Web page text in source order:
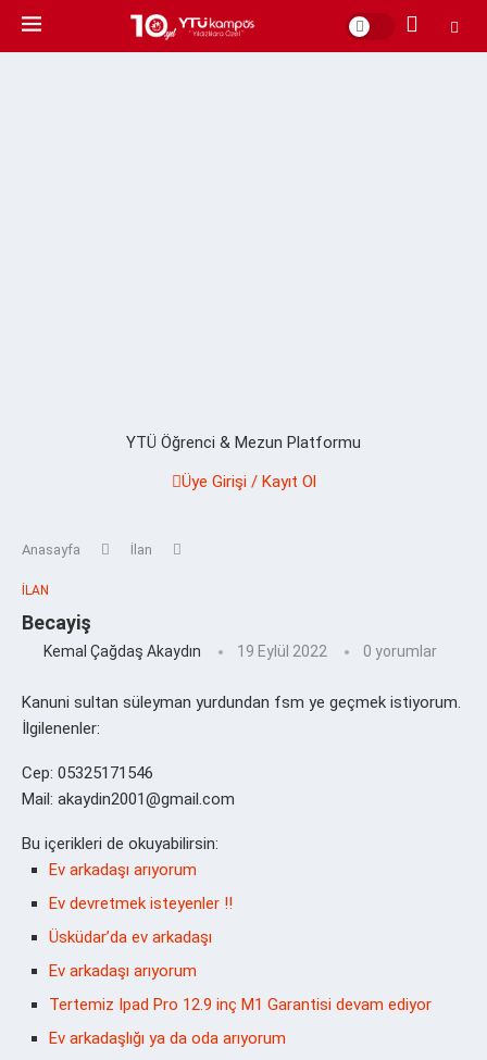
YTÜ Öğrenci & Mezun Platformu
Üye Girişi / Kayıt Ol
Anasayfa İlan
İLAN
Becayiş
Kemal Çağdaş Akaydın 19 Eylül 2022 0 yorumlar
Kanuni sultan süleyman yurdundan fsm ye geçmek istiyorum.
İlgilenenler:
Cep: 05325171546
Mail: akaydin2001@gmail.com
Bu içerikleri de okuyabilirsin:
Ev arkadaşı arıyorum
Ev devretmek isteyenler !!
Üsküdar’da ev arkadaşı
Ev arkadaşı arıyorum
Tertemiz Ipad Pro 12.9 inç M1 Garantisi devam ediyor
Ev arkadaşlığı ya da oda arıyorum